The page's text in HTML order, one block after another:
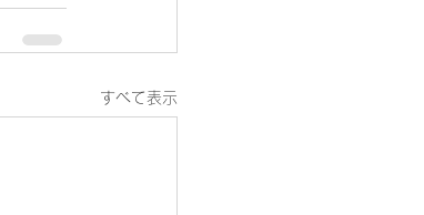
すべて表示